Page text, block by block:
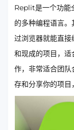
Replit是一个功能
的多种编程语言
过浏览器就能直
和现成的项目，
作，非常适合团
存和分享你的项目